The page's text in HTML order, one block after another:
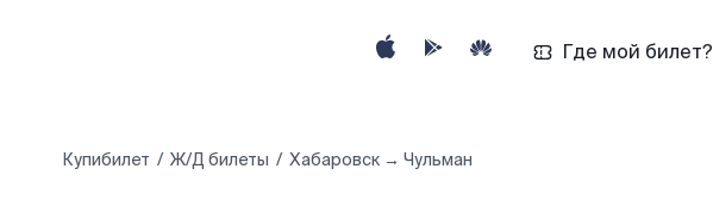
Где мой билет?
Купибилет Ж/Д билеты Хабаровск → Чульман